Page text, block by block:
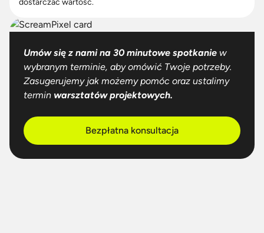
dostarczać wartość.
Umów się z nami na 30 minutowe spotkanie w
wybranym terminie, aby omówić Twoje potrzeby.
Zasugerujemy jak możemy pomóc oraz ustalimy
termin warsztatów projektowych.
Bezpłatna konsultacja